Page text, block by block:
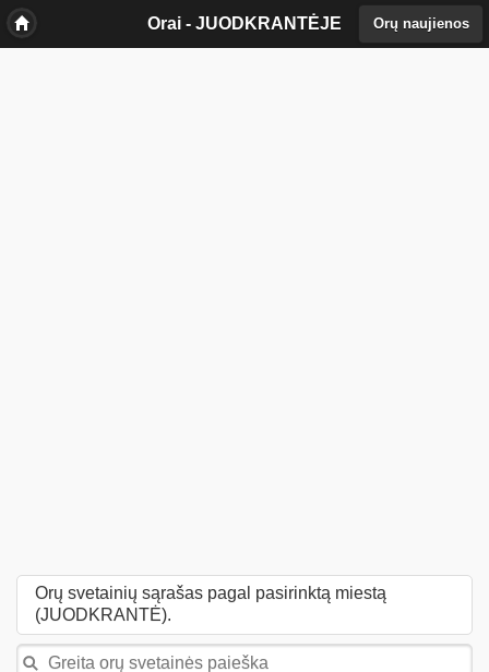
Orai - JUODKRANTĖJE Orų naujienos
Orų svetainių sąrašas pagal pasirinktą miestą
(JUODKRANTĖ).